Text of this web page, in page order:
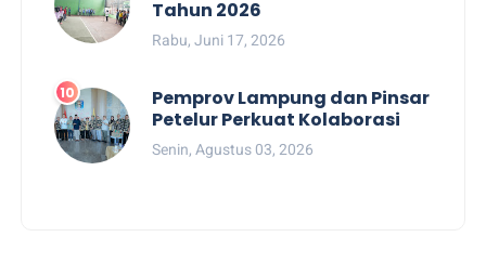
Tahun 2026
Rabu, Juni 17, 2026
Pemprov Lampung dan Pinsar
Petelur Perkuat Kolaborasi
Senin, Agustus 03, 2026